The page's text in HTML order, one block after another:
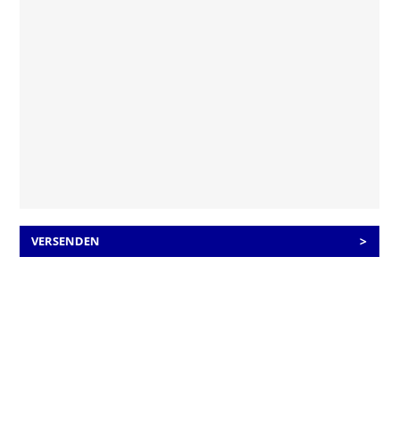
VERSENDEN